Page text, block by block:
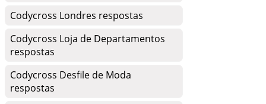
Codycross Londres respostas
Codycross Loja de Departamentos
respostas
Codycross Desfile de Moda
respostas